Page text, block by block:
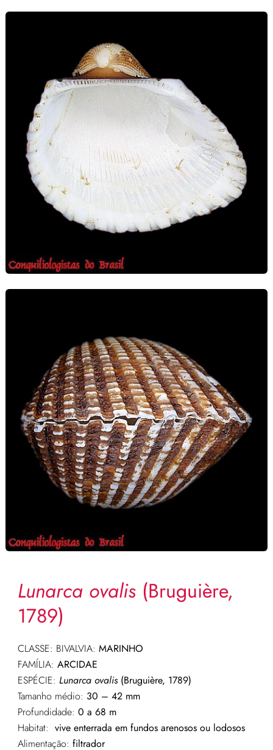
Lunarca ovalis(Bruguière,
1789)
CLASSE: BIVALVIA: MARINHO
FAMÍLIA: ARCIDAE
ESPÉCIE: Lunarca ovalis(Bruguière, 1789)
Tamanho médio: 30 – 42 mm
Profundidade: 0 a 68 m
Habitat: vive enterrada em fundos arenosos ou lodosos
Alimentação: filtrador